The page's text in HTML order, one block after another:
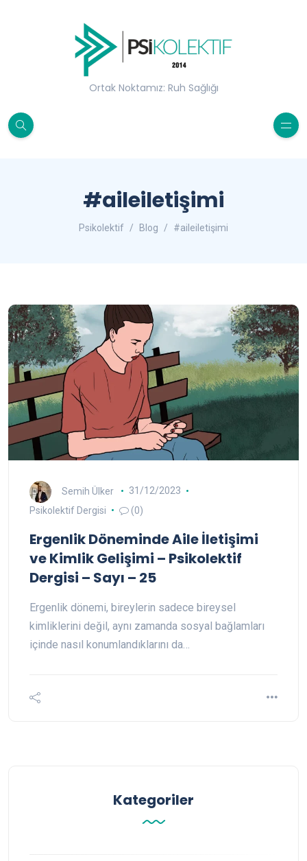
Ortak Noktamız: Ruh Sağlığı
#aileiletişimi
Psikolektif Blog #aileiletişimi
Semih Ülker
31/12/2023
Psikolektif Dergisi
(0)
Ergenlik Döneminde Aile İletişimi
ve Kimlik Gelişimi – Psikolektif
Dergisi – Sayı – 25
Ergenlik dönemi, bireylerin sadece bireysel
kimliklerini değil, aynı zamanda sosyal bağlamları
içinde nasıl konumlandıklarını da…
Kategoriler